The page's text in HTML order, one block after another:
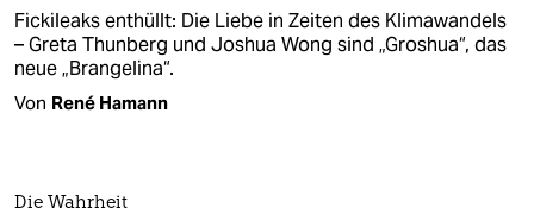
Fickileaks enthüllt: Die Liebe in Zeiten des Klimawandels
– Greta Thunberg und Joshua Wong sind „Groshua“, das
neue „Brangelina“.
Von René Hamann
Die Wahrheit